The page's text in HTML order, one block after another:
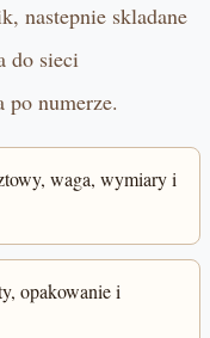
nastepnie skladane
do sieci
po numerze.
waga, wymiary i
opakowanie i